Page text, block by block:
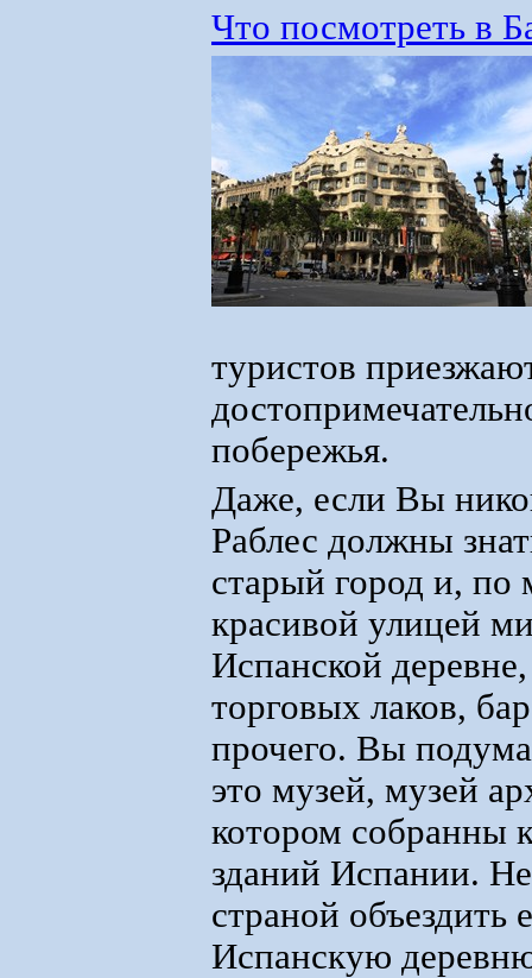
Что посмотреть в
туристов
побережья.
Даже, если Вы
Раблес должны
старый город и, по
красивой улицей
Испанской
торговых лаков,
прочего. Вы
это музей, музей
котором собранны
зданий Испании.
страной
Испанскую